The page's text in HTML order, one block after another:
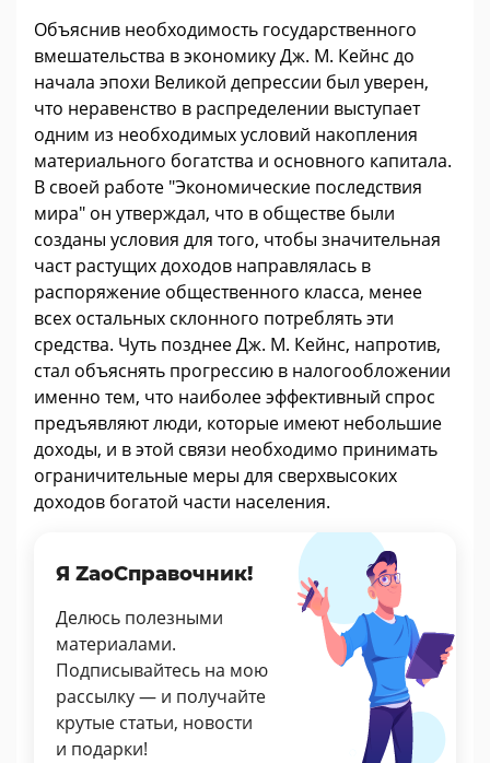
Объяснив необходимость государственного
вмешательства в экономику Дж. М. Кейнс до
начала эпохи Великой депрессии был уверен,
что неравенство в распределении выступает
одним из необходимых условий накопления
материального богатства и основного капитала.
В своей работе "Экономические последствия
мира" он утверждал, что в обществе были
созданы условия для того, чтобы значительная
част растущих доходов направлялась в
распоряжение общественного класса, менее
всех остальных склонного потреблять эти
средства. Чуть позднее Дж. М. Кейнс, напротив,
стал объяснять прогрессию в налогообложении
именно тем, что наиболее эффективный спрос
предъявляют люди, которые имеют небольшие
доходы, и в этой связи необходимо принимать
ограничительные меры для сверхвысоких
доходов богатой части населения.
Я ZaoСправочник!
Делюсь полезными
материалами.
Подписывайтесь на мою
рассылку — и получайте
крутые статьи, новости
и подарки!